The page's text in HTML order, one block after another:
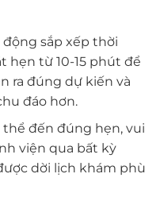
sắp xếp thời
hẹn từ 10-15 phút để
ra đúng dự kiến và
đáo hơn.
đến đúng hẹn, vui
viện qua bất kỳ
dời lịch khám phù